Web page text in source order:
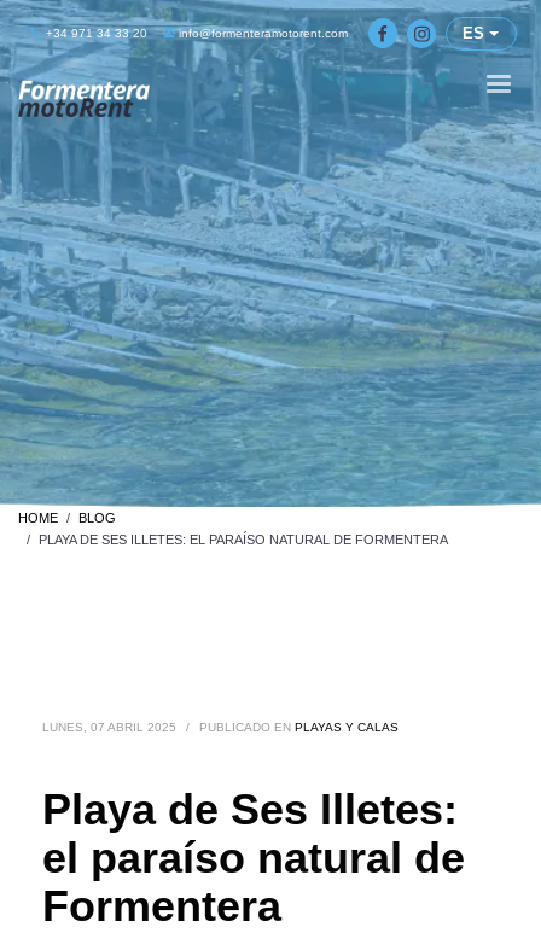
+34 971 34 33 20 info@formenteramotorent.com ES
HOME
BLOG
PLAYA DE SES ILLETES: EL PARAÍSO NATURAL DE FORMENTERA
LUNES, 07 ABRIL 2025 / PUBLICADO EN PLAYAS Y CALAS
Playa de Ses Illetes:
el paraíso natural de
Formentera